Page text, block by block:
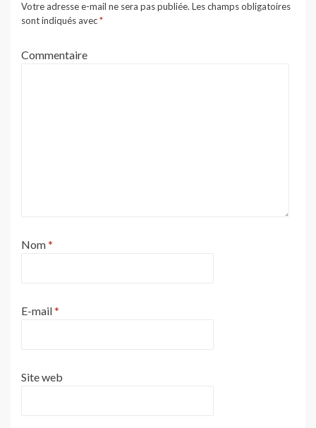
Votre adresse e-mail ne sera pas publiée. Les champs obligatoires
sont indiqués avec*
Commentaire
Nom*
E-mail*
Site web